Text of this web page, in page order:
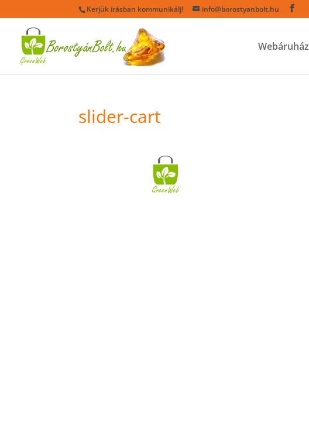
Kerjük írásban kommunikálj! info@borostyanbolt.hu
Webáruház
slider-cart